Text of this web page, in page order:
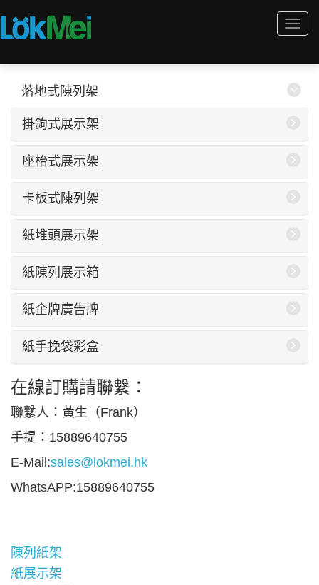
落地式陳列架
掛鉤式展示架
座枱式展示架
卡板式陳列架
紙堆頭展示架
紙陳列展示箱
紙企牌廣告牌
紙手挽袋彩盒
在線訂購請聯繫：
聯繫人：黃生（Frank）
手提：15889640755
E-Mail:sales@lokmei.hk
WhatsAPP:15889640755
陳列紙架
紙展示架